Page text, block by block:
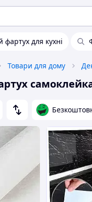
для кухні
Товари для дому